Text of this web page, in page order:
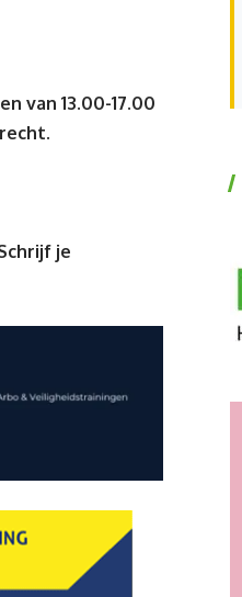
van 13.00-17.00
je